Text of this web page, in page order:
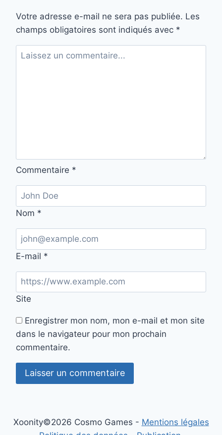
Votre adresse e-mail ne sera pas publiée. Les
champs obligatoires sont indiqués avec *
Commentaire *
Nom *
E-mail *
Site
Enregistrer mon nom, mon e-mail et mon site
dans le navigateur pour mon prochain
commentaire.
Xoonity©2026 Cosmo Games - Mentions légales